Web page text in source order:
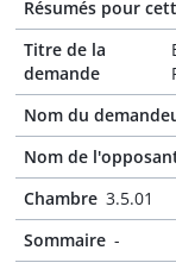
Résumés pour
Titre de la
demande
Nom du
Nom de
Chambre 3.5.01
Sommaire -